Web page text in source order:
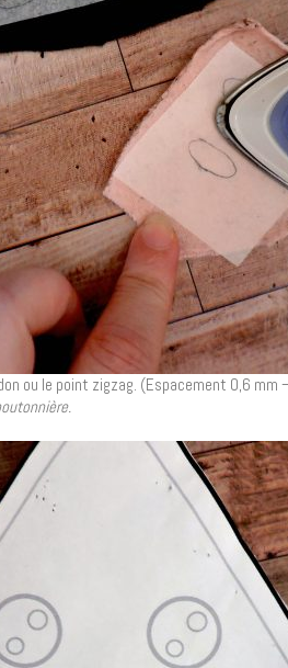
ou le point zigzag. (Espacement 0,6 mm